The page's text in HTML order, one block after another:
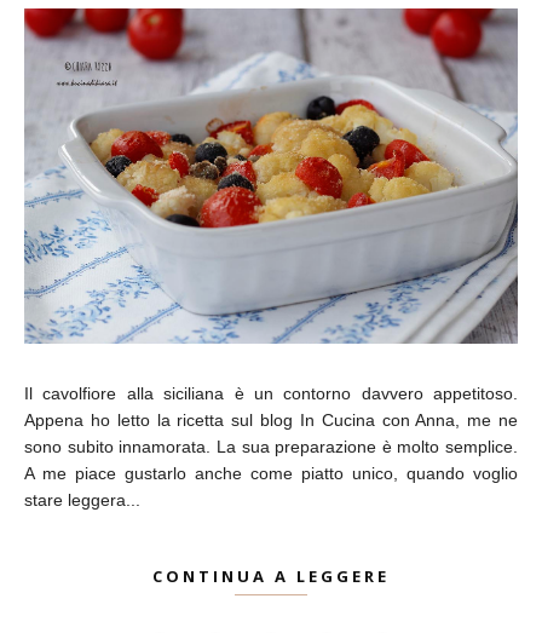
Il cavolfiore alla siciliana è un contorno davvero appetitoso.
Appena ho letto la ricetta sul blog In Cucina con Anna, me ne
sono subito innamorata. La sua preparazione è molto semplice.
A me piace gustarlo anche come piatto unico, quando voglio
stare leggera...
CONTINUA A LEGGERE